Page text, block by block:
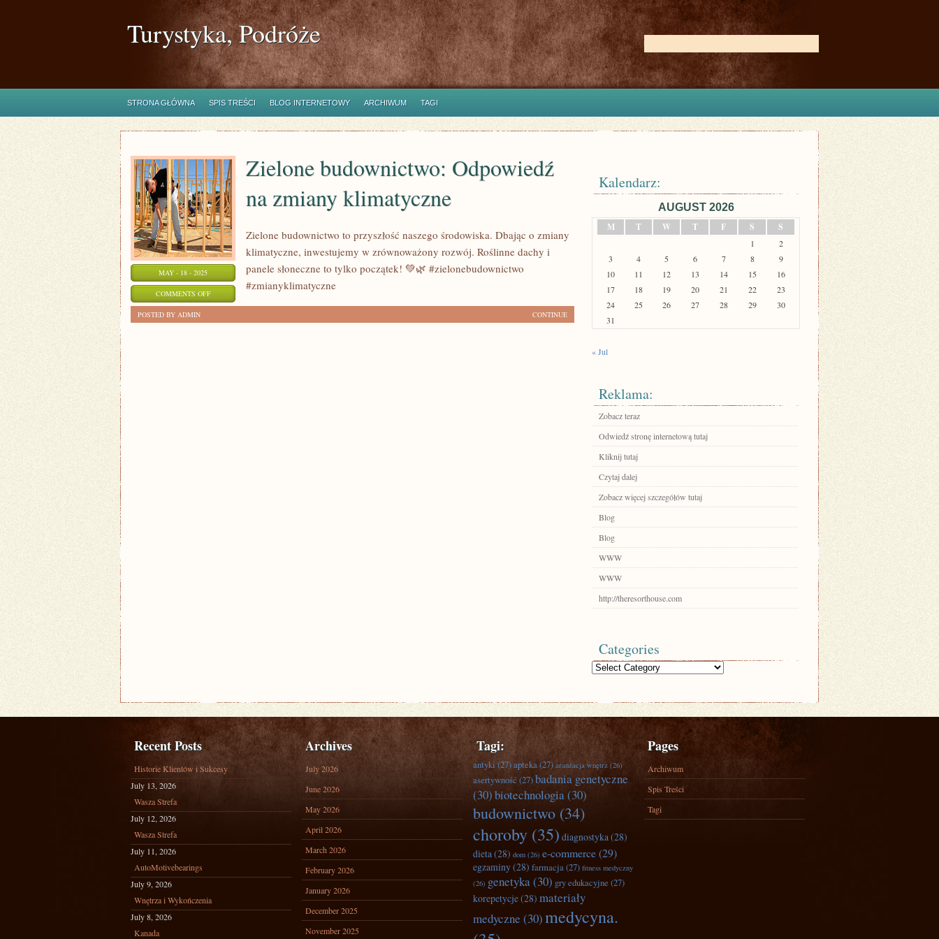
Turystyka, Podróże
STRONA GŁÓWNA SPIS TREŚCI BLOG INTERNETOWY ARCHIWUM TAGI
MAY - 18 - 2025
COMMENTS OFFON
Zielone budownictwo: Odpowiedź
na zmiany klimatyczne
Zielone budownictwo to przyszłość naszego środowiska. Dbając o zmiany
klimatyczne, inwestujemy w zrównoważony rozwój. Roślinne dachy i
panele słoneczne to tylko początek! 💚🌿 #zielonebudownictwo
#zmianyklimatyczne
CONTINUE
POSTED BY ADMIN
Kalendarz:
AUGUST 2026
M
T W T F S S
1
2
3
4 5 6 7 8
9
10
11 12 13 14 15
16
17
18 19 20 21 22
23
24
25 26 27 28 29
30
31
« Jul
Reklama:
Zobacz teraz
Odwiedź stronę internetową tutaj
Kliknij tutaj
Czytaj dalej
Zobacz więcej szczegółów tutaj
Blog
Blog
WWW
WWW
http://theresorthouse.com
Categories
Categories
Recent Posts
Historie Klientów i Sukcesy
July 13, 2026
Wasza Strefa
July 12, 2026
Wasza Strefa
July 11, 2026
AutoMotivebearings
July 9, 2026
Wnętrza i Wykończenia
July 8, 2026
Kanada
Archives
July 2026
June 2026
May 2026
April 2026
March 2026
February 2026
January 2026
December 2025
November 2025
Tagi:
antyki(27)apteka(27) aranżacja wnętrz (26)
asertywność (27)badania genetyczne
(30)biotechnologia(30)
budownictwo (34)
choroby (35) diagnostyka(28)
dieta(28) dom (26) e-commerce(29)
egzaminy(28) farmacja(27) fitness medyczny
(26) genetyka(30) gry edukacyjne (27)
korepetycje(28) materiały
medyczne (30)medycyna.
Pages
Archiwum
Spis Treści
Tagi